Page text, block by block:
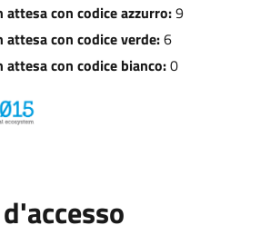
attesa con codice azzurro:9
attesa con codice verde:6
attesa con codice bianco:0